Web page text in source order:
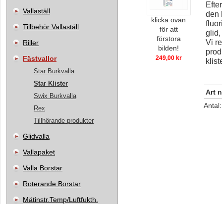
Vallaställ
Tillbehör Vallaställ
Riller
Fästvallor
Star Burkvalla
Star Klister
Swix Burkvalla
Rex
Tillhörande produkter
Glidvalla
Vallapaket
Valla Borstar
Roterande Borstar
Mätinstr.Temp/Luftfukth.
klicka ovan
för att
förstora
bilden!
249,00 kr
den
glid,
Vi
Art